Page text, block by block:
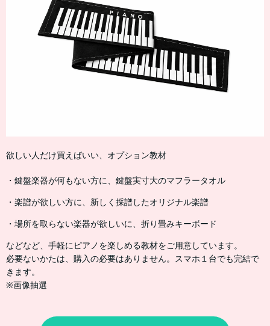
欲しい人だけ買えばいい、オプション教材
・鍵盤楽器が何もない方に、鍵盤実寸大のマフラータオル
・楽譜が欲しい方に、新しく採譜したオリジナル楽譜
・場所を取らない楽器が欲しいに、折り畳みキーボード
などなど、手軽にピアノを楽しめる教材をご用意しています。
必要ないかたは、購入の必要はありません。スマホ１台でも完結で
きます。
※画像抽選